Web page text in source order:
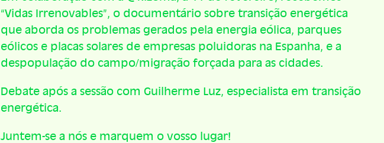
“Vidas Irrenovables”, o documentário sobre transição energética
que aborda os problemas gerados pela energia eólica, parques
eólicos e placas solares de empresas poluidoras na Espanha, e a
despopulação do campo/migração forçada para as cidades.
Debate após a sessão com Guilherme Luz, especialista em transição
energética.
Juntem-se a nós e marquem o vosso lugar!